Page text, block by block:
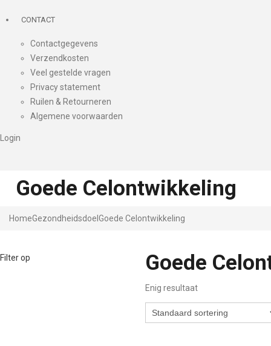
CONTACT
Contactgegevens
Verzendkosten
Veel gestelde vragen
Privacy statement
Ruilen & Retourneren
Algemene voorwaarden
Login
Goede Celontwikkeling
HomeGezondheidsdoel Goede Celontwikkeling
Filter op Goede
Enig resultaat